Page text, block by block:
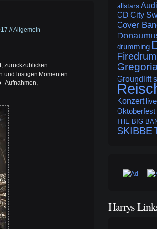
//Allgemein
zurückzublicken.
und lustigen Momenten.
-Aufnahmen,
allstars
CD City
Cover
drumming
Groundlift
Konzert live
Oktoberfest
THE BIG
SKIBBE
Harrys